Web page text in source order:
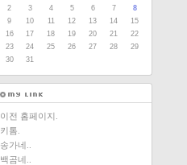
2
3 4 5 6 7
8
9
10 11 12 13 14
15
16
17 18 19 20 21
22
23
24 25 26 27 28
29
30
31
이전 홈페이지.
키톰.
송가네..
백곰네..